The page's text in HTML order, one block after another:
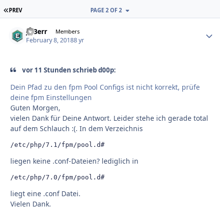
FIRST PAGE
PREV PAGE 2 OF 2
JoBerr Members
February 8, 20188 yr
vor 11 Stunden schrieb d00p:
Dein Pfad zu den fpm Pool Configs ist nicht korrekt, prüfe
deine fpm Einstellungen
Guten Morgen,
vielen Dank für Deine Antwort. Leider stehe ich gerade total
auf dem Schlauch :(. In dem Verzeichnis
/etc/php/7.1/fpm/pool.d#
liegen keine .conf-Dateien? lediglich in
/etc/php/7.0/fpm/pool.d#
liegt eine .conf Datei.
Vielen Dank.